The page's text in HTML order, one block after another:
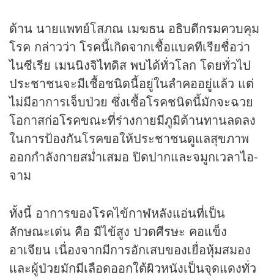
ด้าน นายแพทย์โสภณ เมฆธน อธิบดีกรมควบคุม
โรค กล่าวว่า โรคนี้เกิดจากเชื้อแบคทีเรียชื่อว่า
ไนซีเรีย เมนนิงจิไทดิส พบได้ทั่วโลก โดยทั่วไป
ประชาชนจะมีเชื้อชนิดนี้อยู่ในลำคออยู่แล้ว แต่
ไม่มีอาการเจ็บป่วย ซึ่งเชื้อโรคชนิดนี้มักจะฉวย
โอกาสก่อโรคขณะที่ร่างกายมีภูมิต้านทานลดลง
ในการป้องกันโรคขอให้ประชาชนดูแลสุขภาพ
ออกกำลังกายสม่ำเสมอ ปิดปากและจมูกเวลาไอ-
จาม
ทั้งนี้ อาการของโรคไข้กาฬหลังแอ่นที่เป็น
ลักษณะเด่น คือ มีไข้สูง ปวดศีรษะ คอแข็ง
อาเจียน เนื่องจากมีการอักเสบของเยื่อหุ้มสมอง
และผู้ป่วยมักมีเลือดออกใต้ผิวหนังเป็นจุดแดงทั่ว